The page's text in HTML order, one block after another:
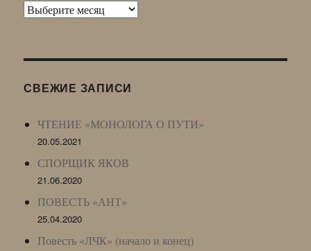
Архив
LJ
СВЕЖИЕ ЗАПИСИ
ЧТЕНИЕ «МОНОЛОГА О ПУТИ»
20.05.2021
СПОРЩИК ЯКОВ
21.06.2020
ПОВЕСТЬ «АНТ»
25.04.2020
Повесть «ЛЧК» (начало и конец)